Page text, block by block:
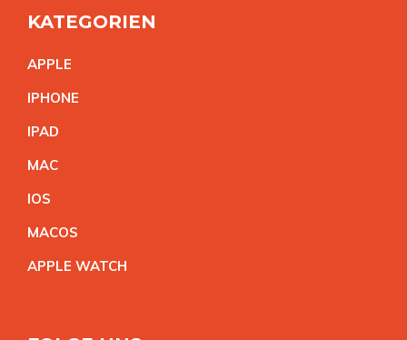
KATEGORIEN
APPLE
IPHONE
IPAD
MAC
IOS
MACOS
APPLE WATCH